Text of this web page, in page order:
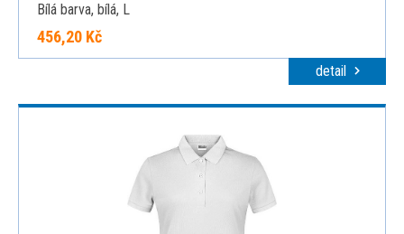
Bílá barva, bílá, L
456,20 Kč
detail